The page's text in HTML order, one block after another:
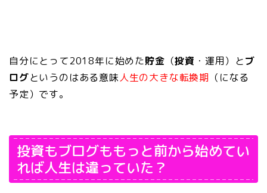
自分にとって2018年に始めた貯金 （投資 ・運用）とブ
ログというのはある意味人生の大きな転換期 （になる
予定）です。
投資もブログももっと前から始めてい
れば人生は違っていた？